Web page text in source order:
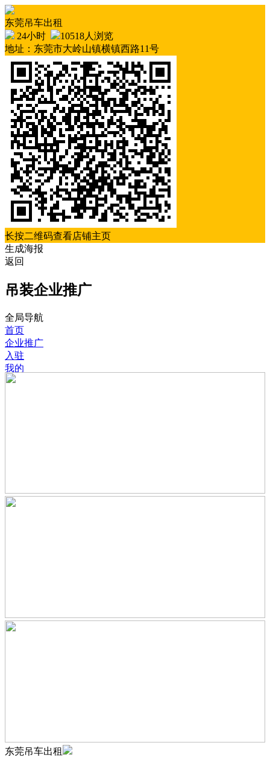
东莞吊车出租
24小时
10518人浏览
地址：东莞市大岭山镇横镇西路11号
长按二维码查看店铺主页
生成海报
返回
吊装企业推广
全局导航
首页
企业推广
入驻
我的
东莞吊车出租